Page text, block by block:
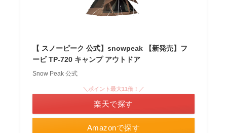
【 スノーピーク 公式】snowpeak 【新発売】フ
ービ TP-720 キャンプ アウトドア
Snow Peak 公式
Amazonで探す
＼ポイント最大11倍！／
楽天で探す